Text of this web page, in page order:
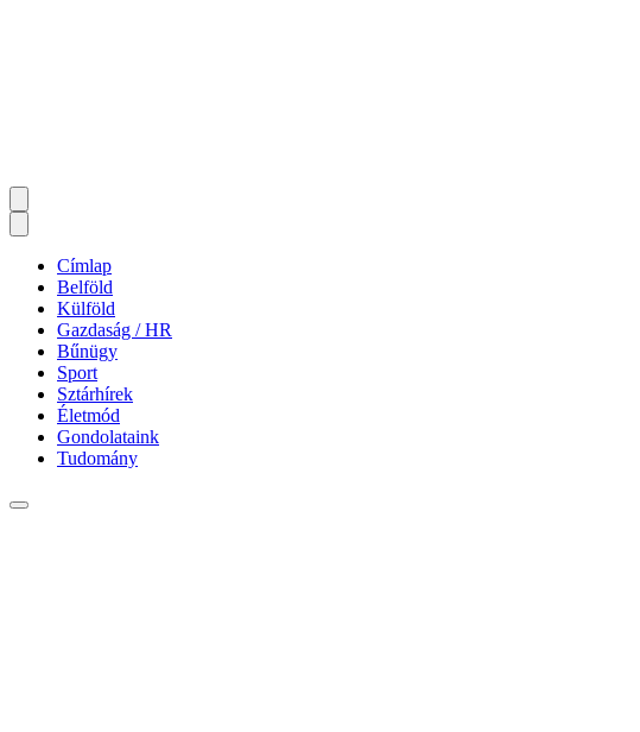
Címlap
Belföld
Külföld
Gazdaság / HR
Bűnügy
Sport
Sztárhírek
Életmód
Gondolataink
Tudomány